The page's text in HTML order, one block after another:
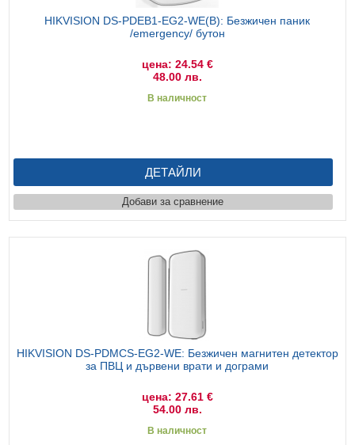
HIKVISION DS-PDEB1-EG2-WE(B): Безжичен паник
/emergency/ бутон
цена: 24.54 €
48.00 лв.
В наличност
ДЕТАЙЛИ
Добави за сравнение
HIKVISION DS-PDMCS-EG2-WE: Безжичен магнитен детектор
за ПВЦ и дървени врати и дограми
цена: 27.61 €
54.00 лв.
В наличност